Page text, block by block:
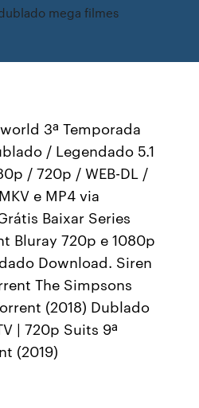
mega filmes
3ª Temporada
/ Legendado 5.1
/ 720p / WEB-DL /
e MP4 via
Baixar Series
Bluray 720p e 1080p
Download. Siren
The Simpsons
(2018) Dublado
| 720p Suits 9ª
(2019)